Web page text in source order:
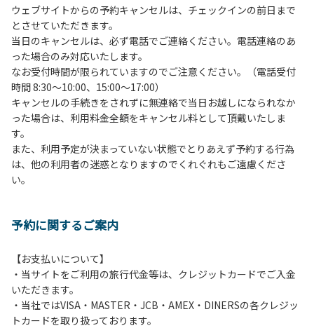
３、テントサイト（多目的広場を含む。）の使用は、事前に
予約いただいた方のみで、連泊の方を除き、正午からです。
基本的に、テント1張りにつき1区画の予約をお願いします。
管理棟にてチェックインの手続きを行ってください。午後3
時前にお越しの方は、午後3時になりましたら管理棟にて手
続きを行ってください。午後5時過ぎにお越しの方は、翌朝
手続きを行ってください。
４、車両は、荷物の積み下ろし時以外は、駐車場にとめてく
ださい。
５、チェックアウトは、午前10時まで（日帰り使用の場合は
午後5時まで）です。チェックインの手続きを行っていない
方や使用人数が増えた場合は、必ず手続きを行ってくださ
ら午前10時までの間にゴミステーションに出してください。
は、お持ち帰りをお願いします。
【禁止事項】
カラオケ、発電機、地面での直火による焚き火、キャンプフ
ァイヤー、打ち上げ式花火、テントサウナの設置
ウェブサイトからの予約キャンセルは、チェックインの前日まで
とさせていただきます。
当日のキャンセルは、必ず電話でご連絡ください。電話連絡のあ
った場合のみ対応いたします。
なお受付時間が限られていますのでご注意ください。（電話受付
時間 8:30～10:00、15:00～17:00）
キャンセルの手続きをされずに無連絡で当日お越しになられなか
った場合は、利用料金全額をキャンセル料として頂戴いたしま
す。
また、利用予定が決まっていない状態でとりあえず予約する行為
は、他の利用者の迷惑となりますのでくれぐれもご遠慮くださ
い。
予約に関するご案内
【お支払いについて】
・当サイトをご利用の旅行代金等は、クレジットカードでご入金
いただきます。
・当社ではVISA・MASTER・JCB・AMEX・DINERSの各クレジッ
トカードを取り扱っております。